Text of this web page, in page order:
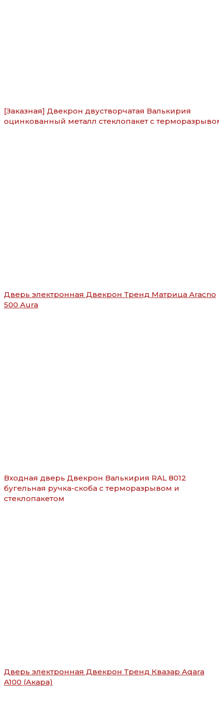
[Заказная] Двекрон двустворчатая Валькирия
оцинкованный металл стеклопакет с
Дверь электронная Двекрон Тренд Матрица Aracno
500 Aura
Входная дверь Двекрон Валькирия RAL 8012
бугельная ручка-скоба с терморазрывом и
стеклопакетом
Дверь электронная Двекрон Тренд Квазар Aqara
A100 (Акара)